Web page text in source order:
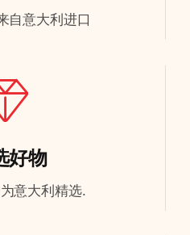
自意大利进口
好物
意大利精选.